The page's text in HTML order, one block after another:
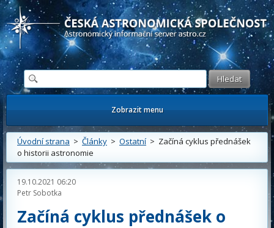
Česká astronomická společnost - Informační astronomický server
Zobrazit menu
Úvodní strana > Články > Ostatní> Začíná cyklus přednášek
o historii astronomie
19.10.2021 06:20
Petr Sobotka
Začíná cyklus přednášek o